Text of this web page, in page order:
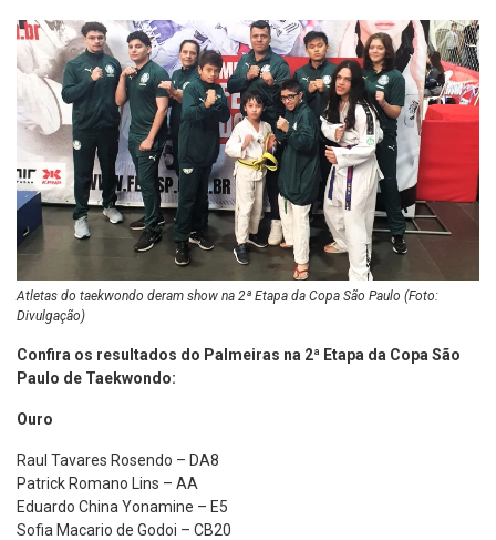
Atletas do taekwondo deram show na 2ª Etapa da Copa São Paulo (Foto:
Divulgação)
Confira os resultados do Palmeiras na 2ª Etapa da Copa São
Paulo de Taekwondo:
Ouro
Raul Tavares Rosendo – DA8
Patrick Romano Lins – AA
Eduardo China Yonamine – E5
Sofia Macario de Godoi – CB20